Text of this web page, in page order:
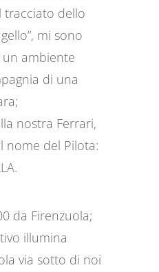
tracciato dello
mi sono
ambiente
di una
nostra Ferrari,
nome del Pilota:
da Firenzuola;
illumina
via sotto di noi